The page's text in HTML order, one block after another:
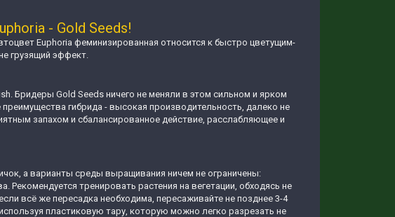
- Gold Seeds!
Euphoria феминизированная относится к быстро цветущим-
грузящий эффект.
Бридеры Gold Seeds ничего не меняли в этом сильном и ярком
гибрида - высокая производительность, далеко не
запахом и сбалансированное действие, расслабляющее и
а варианты среды выращивания ничем не ограничены:
тренировать растения на вегетации, обходясь не
всё же пересадка необходима, пересаживайте не позднее 3-4
пластиковую тару, которую можно легко разрезать не